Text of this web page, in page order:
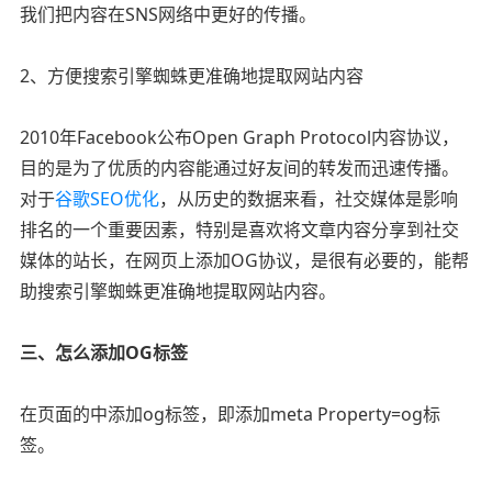
我们把内容在SNS网络中更好的传播。
2、方便搜索引擎蜘蛛更准确地提取网站内容
2010年Facebook公布Open Graph Protocol内容协议，
目的是为了优质的内容能通过好友间的转发而迅速传播。
对于谷歌SEO优化，从历史的数据来看，社交媒体是影响
排名的一个重要因素，特别是喜欢将文章内容分享到社交
媒体的站长，在网页上添加OG协议，是很有必要的，能帮
助搜索引擎蜘蛛更准确地提取网站内容。
三、怎么添加OG标签
在页面的中添加og标签，即添加meta Property=og标
签。